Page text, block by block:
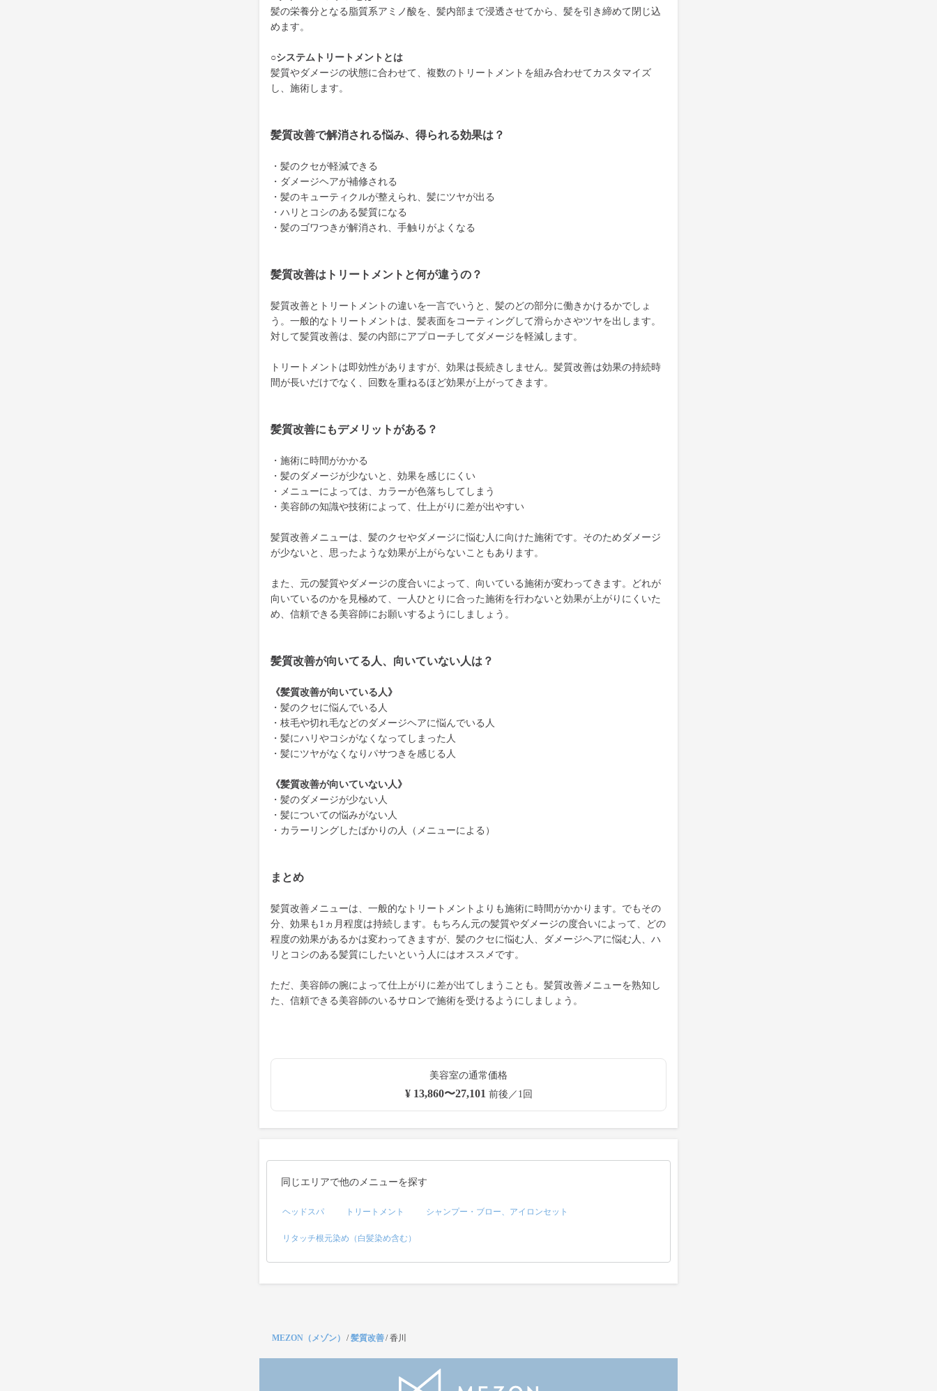
髪の栄養分となる脂質系アミノ酸を、髪内部まで浸透させてから、髪を引き締めて閉じ込
めます。
○システムトリートメントとは
髪質やダメージの状態に合わせて、複数のトリートメントを組み合わせてカスタマイズ
し、施術します。
髪質改善で解消される悩み、得られる効果は？
・髪のクセが軽減できる
・ダメージヘアが補修される
・髪のキューティクルが整えられ、髪にツヤが出る
・ハリとコシのある髪質になる
・髪のゴワつきが解消され、手触りがよくなる
髪質改善はトリートメントと何が違うの？
髪質改善とトリートメントの違いを一言でいうと、髪のどの部分に働きかけるかでしょ
う。一般的なトリートメントは、髪表面をコーティングして滑らかさやツヤを出します。
対して髪質改善は、髪の内部にアプローチしてダメージを軽減します。
トリートメントは即効性がありますが、効果は長続きしません。髪質改善は効果の持続時
間が長いだけでなく、回数を重ねるほど効果が上がってきます。
髪質改善にもデメリットがある？
・施術に時間がかかる
・髪のダメージが少ないと、効果を感じにくい
・メニューによっては、カラーが色落ちしてしまう
・美容師の知識や技術によって、仕上がりに差が出やすい
髪質改善メニューは、髪のクセやダメージに悩む人に向けた施術です。そのためダメージ
が少ないと、思ったような効果が上がらないこともあります。
また、元の髪質やダメージの度合いによって、向いている施術が変わってきます。どれが
向いているのかを見極めて、一人ひとりに合った施術を行わないと効果が上がりにくいた
め、信頼できる美容師にお願いするようにしましょう。
髪質改善が向いてる人、向いていない人は？
《髪質改善が向いている人》
・髪のクセに悩んでいる人
・枝毛や切れ毛などのダメージヘアに悩んでいる人
・髪にハリやコシがなくなってしまった人
・髪にツヤがなくなりパサつきを感じる人
《髪質改善が向いていない人》
・髪のダメージが少ない人
・髪についての悩みがない人
・カラーリングしたばかりの人（メニューによる）
まとめ
髪質改善メニューは、一般的なトリートメントよりも施術に時間がかかります。でもその
分、効果も1ヵ月程度は持続します。もちろん元の髪質やダメージの度合いによって、どの
程度の効果があるかは変わってきますが、髪のクセに悩む人、ダメージヘアに悩む人、ハ
リとコシのある髪質にしたいという人にはオススメです。
ただ、美容師の腕によって仕上がりに差が出てしまうことも。髪質改善メニューを熟知し
た、信頼できる美容師のいるサロンで施術を受けるようにしましょう。
美容室の通常価格
¥ 13,860〜27,101 前後／1回
同じエリアで他のメニューを探す
ヘッドスパ トリートメント シャンプー・ブロー、アイロンセット
リタッチ根元染め（白髪染め含む）
MEZON（メゾン） /髪質改善/香川